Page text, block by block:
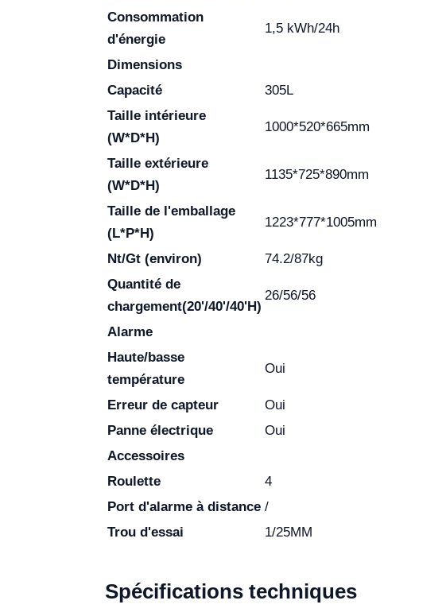
Consommation
d'énergie
1,5 kWh/24h
Dimensions
Capacité
305L
Taille intérieure
(W*D*H)
1000*520*665mm
Taille extérieure
(W*D*H)
1135*725*890mm
Taille de l'emballage
(L*P*H)
1223*777*1005mm
Nt/Gt (environ)
74.2/87kg
Quantité de
chargement(20'/40'/40'H)
26/56/56
Alarme
Haute/basse
température
Oui
Erreur de capteur
Oui
Panne électrique
Oui
Accessoires
Roulette
4
Port d'alarme à distance /
Trou d'essai
1/25MM
Spécifications techniques